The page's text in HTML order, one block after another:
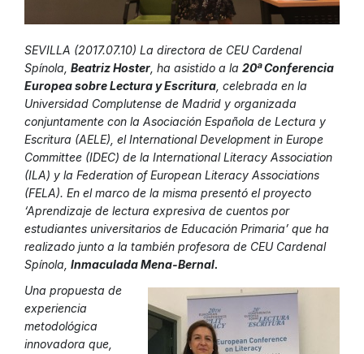
SEVILLA (2017.07.10) La directora de CEU Cardenal
Spínola, Beatriz Hoster , ha asistido a la 20ª Conferencia
Europea sobre Lectura y Escritura , celebrada en la
Universidad Complutense de Madrid y organizada
conjuntamente con la Asociación Española de Lectura y
Escritura (AELE), el International Development in Europe
Committee (IDEC) de la International Literacy Association
(ILA) y la Federation of European Literacy Associations
(FELA). En el marco de la misma presentó el proyecto
‘Aprendizaje de lectura expresiva de cuentos por
estudiantes universitarios de Educación Primaria’ que ha
realizado junto a la también profesora de CEU Cardenal
Spínola, Inmaculada Mena-Bernal.
Una propuesta de
experiencia
metodológica
innovadora que,